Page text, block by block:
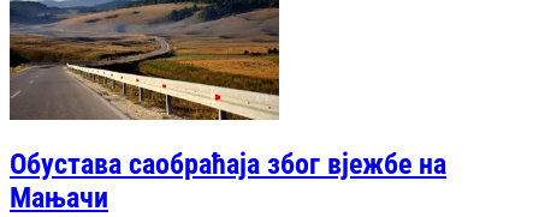
Обустава саобраћаја због вјежбе на
Мањачи